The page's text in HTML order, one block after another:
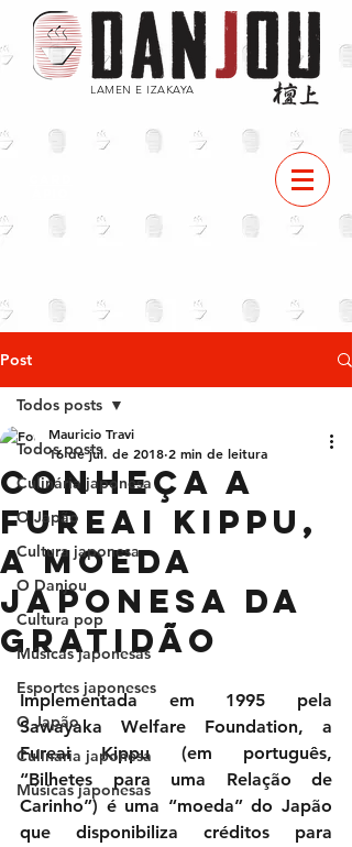
LAMEN E IZAKAYA
Post
Todos posts
Culinária japonesa
O Japão
Cultura japonesa
O Danjou
Cultura pop
Músicas japonesas
Esportes japoneses
O Japão
Culinária japonesa
Músicas japonesas
Todos posts
Conheça a
Fureai Kippu,
a moeda
japonesa da
gratidão
Mauricio Travi
16 de jul. de 2018 2 min de leitura
Implementada em 1995 pela
Sawayaka Welfare Foundation, a
Fureai Kippu (em português,
“Bilhetes para uma Relação de
Carinho”) é uma “moeda” do Japão
que disponibiliza créditos para